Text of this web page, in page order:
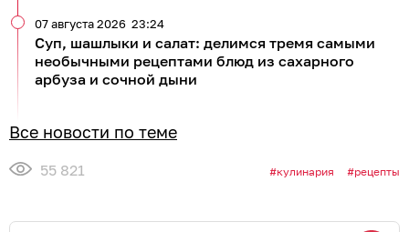
Суп, шашлыки и салат: делимся тремя самыми
необычными рецептами блюд из сахарного
арбуза и сочной дыни
07 августа 2026 23:24
Все новости по теме
55 821 кулинария рецепты